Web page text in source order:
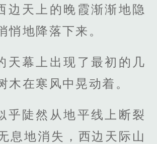
边天上的晚霞渐渐地隐
悄地降落下来。
天幕上出现了最初的几
木在寒风中晃动着。
乎陡然从地平线上断裂
息地消失，西边天际山